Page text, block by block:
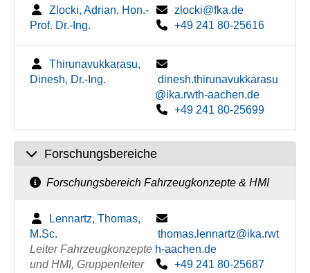
Zlocki, Adrian, Hon.-
Prof. Dr.-Ing.
zlocki@fka.de
+49 241 80-25616
Thirunavukkarasu,
Dinesh, Dr.-Ing.
dinesh.thirunavukkarasu
@ika.rwth-aachen.de
+49 241 80-25699
Forschungsbereiche
Forschungsbereich Fahrzeugkonzepte & HMI
Lennartz, Thomas,
M.Sc.
Leiter Fahrzeugkonzepte
und HMI, Gruppenleiter
thomas.lennartz@ika.rwt
h-aachen.de
+49 241 80-25687